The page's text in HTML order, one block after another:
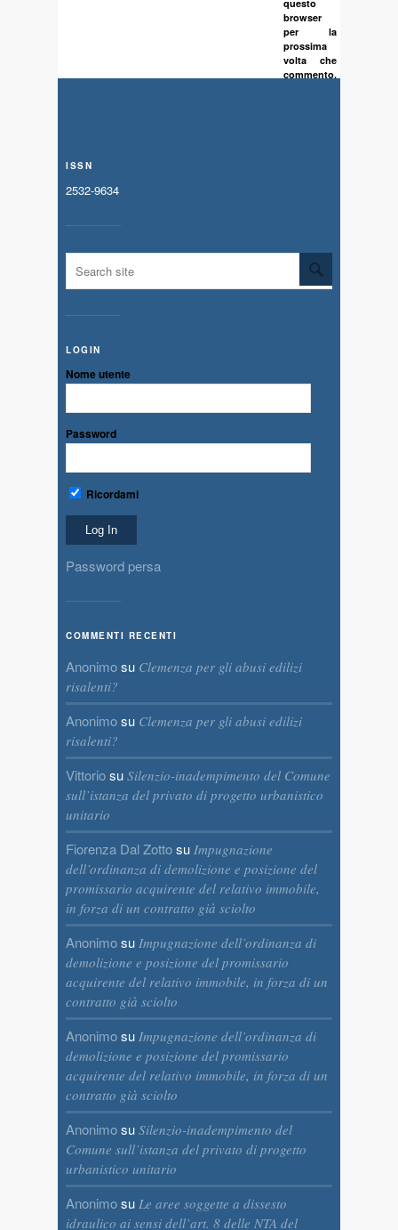
questo
browser
per la
prossima
volta che
commento.
ISSN
2532-9634
LOGIN
Nome utente
Password
Ricordami
Password persa
COMMENTI RECENTI
Anonimosu Clemenza per gli abusi edilizi
risalenti?
Anonimosu Clemenza per gli abusi edilizi
risalenti?
Vittoriosu Silenzio-inadempimento del Comune
sull’istanza del privato di progetto urbanistico
unitario
Fiorenza Dal Zottosu Impugnazione
dell’ordinanza di demolizione e posizione del
promissario acquirente del relativo immobile,
in forza di un contratto già sciolto
Anonimosu Impugnazione dell’ordinanza di
demolizione e posizione del promissario
acquirente del relativo immobile, in forza di un
contratto già sciolto
Anonimosu Impugnazione dell’ordinanza di
demolizione e posizione del promissario
acquirente del relativo immobile, in forza di un
contratto già sciolto
Anonimosu Silenzio-inadempimento del
Comune sull’istanza del privato di progetto
urbanistico unitario
Anonimosu Le aree soggette a dissesto
idraulico ai sensi dell’art. 8 delle NTA del